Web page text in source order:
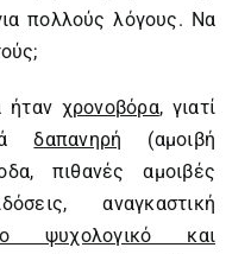
πολλούς λόγους. Να
ήταν χρονοβόρα, γιατί
δαπανηρή (αμοιβή
πιθανές αμοιβές
αναγκαστική
ψυχολογικό και